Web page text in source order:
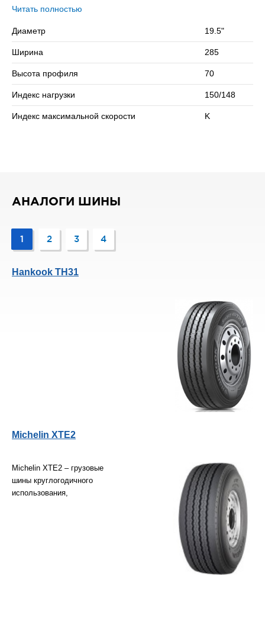
бескамерная шина с допустимой нагрузкой 3350 / 3150 кг.
скоростью в 110 км/ч.
Сомневаетесь в выборе? Позвоните нам – подберем
подходящий вариант!
Читать полностью
Диаметр 19.5"
Ширина 285
Высота профиля 70
Индекс нагрузки 150/148
Индекс максимальной скорости K
АНАЛОГИ ШИНЫ
1 2 3 4
Hankook TH31
Michelin XTE2
Michelin XTE2 – грузовые
шины круглогодичного
использования,